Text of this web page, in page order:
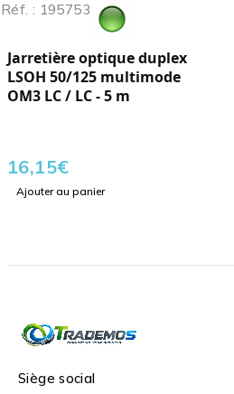
Réf. : 195753
Jarretière optique duplex
LSOH 50/125 multimode
OM3 LC / LC - 5 m
16,15€
Ajouter au panier
Siège social